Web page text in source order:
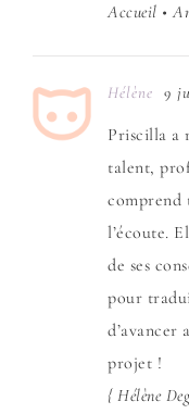
Accueil •
Hélène 9
Priscilla a
talent,
comprend
l’écoute.
de ses
pour
d’avancer
projet !
{ Hélène